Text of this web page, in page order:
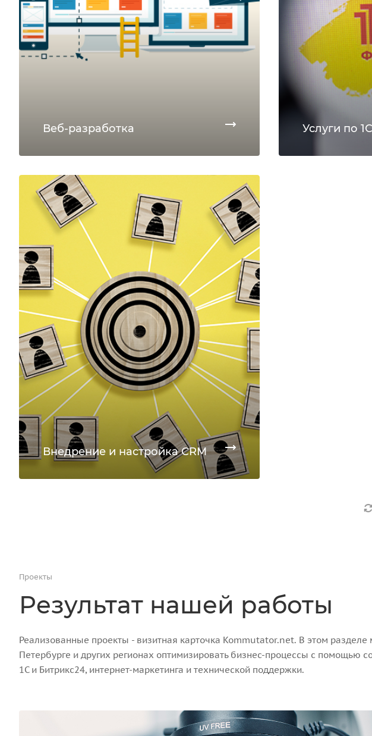
Веб-разработка Услуги по 1С
Внедрение и настройка CRM
Проекты
Результат нашей работы
Реализованные проекты - визитная карточка Kommutator.net. В этом
Петербурге и других регионах оптимизировать бизнес-процессы с помощью
1С и Битрикс24, интернет-маркетинга и технической поддержки.